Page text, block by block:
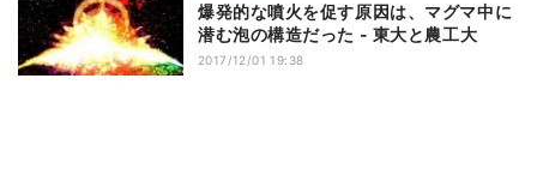
爆発的な噴火を促す原因は、マグマ中に
潜む泡の構造だった - 東大と農工大
2017/12/01 19:38